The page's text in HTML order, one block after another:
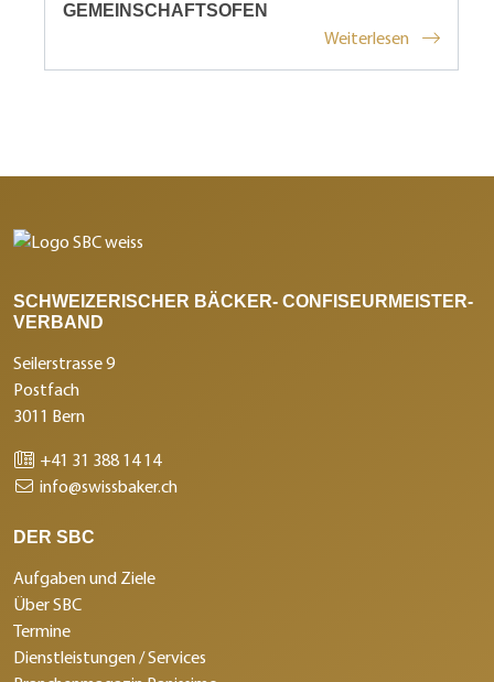
GEMEINSCHAFTSOFEN
Weiterlesen
SCHWEIZERISCHER BÄCKER- CONFISEURMEISTER-
VERBAND
Seilerstrasse 9
Postfach
3011 Bern
+41 31 388 14 14
info@swissbaker.ch
DER SBC
Aufgaben und Ziele
Über SBC
Termine
Dienstleistungen / Services